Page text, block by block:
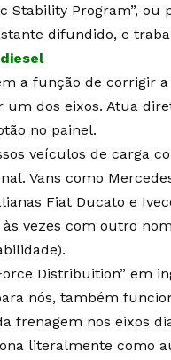
Stability Program”,
difundido, e
a função de corrigir
dos eixos. Atua
no painel.
veículos de carga
Vans como
Fiat Ducato e
vezes com outro
Distribuition” em
nós, também
frenagem nos eixos
literalmente como